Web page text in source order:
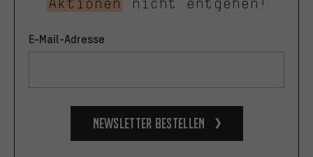
E-Mail-Adresse
Newsletter bestellen